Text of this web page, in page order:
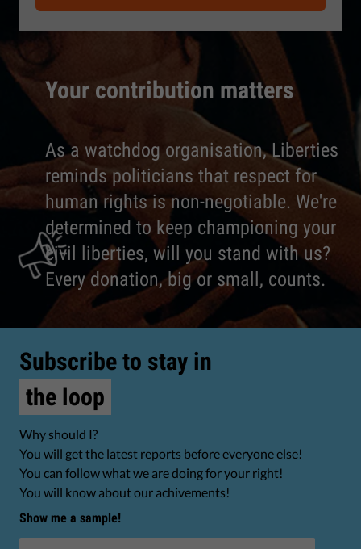
Your contribution matters
As a watchdog organisation, Liberties
reminds politicians that respect for
human rights is non-negotiable. We're
determined to keep championing your
civil liberties, will you stand with us?
Every donation, big or small, counts.
Subscribe to stay in
the loop
Why should I?
You will get the latest reports before everyone else!
You can follow what we are doing for your right!
You will know about our achivements!
Show me a sample!